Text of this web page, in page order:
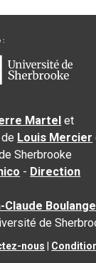
Martel et
Louis Mercier
Sherbrooke
- Direction
Claude
de
nous